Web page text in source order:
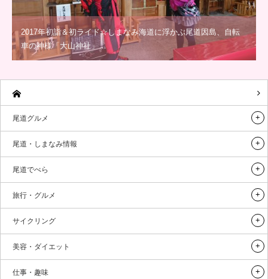
2017年初詣＆初ライド☆しまなみ海道に浮かぶ尾道因島、自転
車の神様「大山神社」…
尾道グルメ
尾道・しまなみ情報
尾道でべら
旅行・グルメ
サイクリング
美容・ダイエット
仕事・趣味